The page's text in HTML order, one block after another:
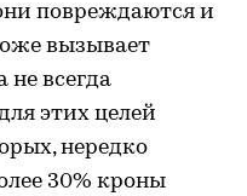
повреждаются и
вызывает
не всегда
этих целей
нередко
30% кроны